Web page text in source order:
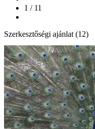
1 / 11
Szerkesztőségi ajánlat (12)